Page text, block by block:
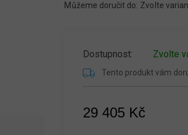
29 405 Kč
Zvolte
Tento produkt vám
Můžeme doručit do: Zvolte